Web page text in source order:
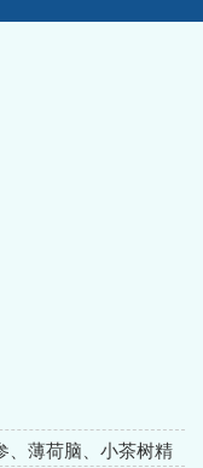
、薄荷脑、小茶树精